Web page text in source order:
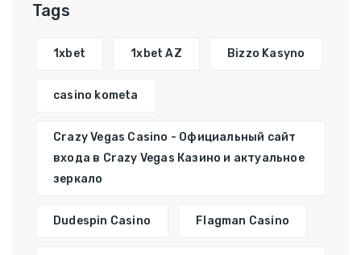
Tags
1xbet 1xbet AZ Bizzo Kasyno
casino kometa
Crazy Vegas Casino - Официальный сайт
входа в Crazy Vegas Казино и актуальное
зеркало
Dudespin Casino Flagman Casino